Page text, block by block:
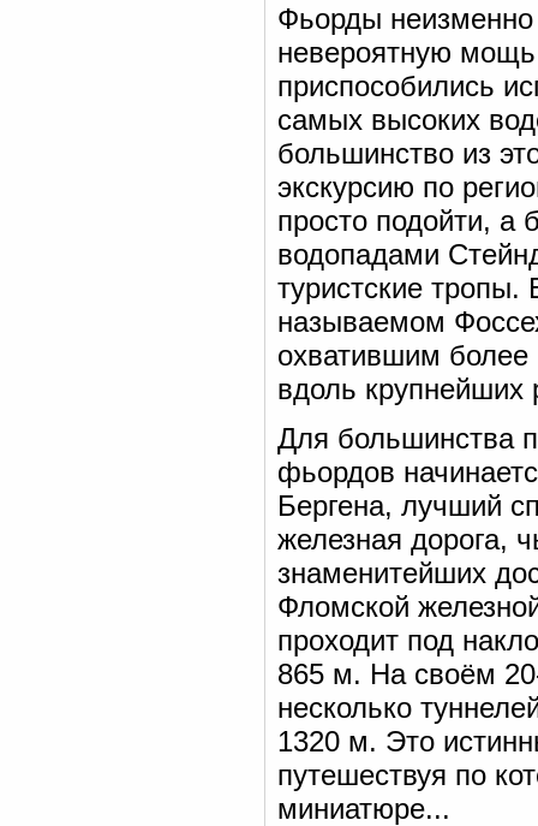
Фьорды
невероятную
приспособились
самых высоких
большинство из
экскурсию по
просто подойти, а
водопадами
туристские
называемом
охватившим
вдоль крупнейших
Для большинства
фьордов
Бергена, лучший
железная дорога,
знаменитейших
Фломской
проходит под
865 м. На своём
несколько
1320 м. Это
путешествуя по
миниатюре...